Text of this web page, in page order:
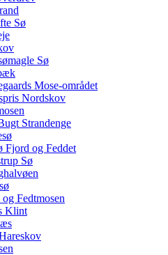
Sø
Sø
Mose-området
Nordskov
Strandenge
Fjord og Feddet
Sø
og Fedtmosen
Klint